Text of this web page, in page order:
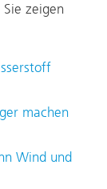
zeigen
machen
Wind und